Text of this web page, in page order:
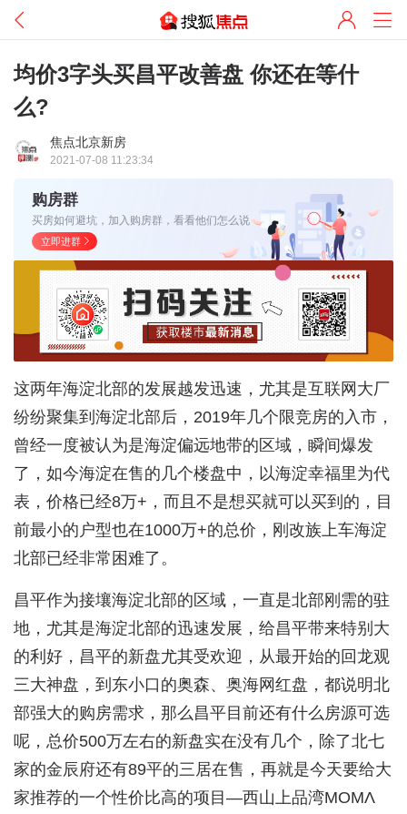
均价3字头买昌平改善盘 你还在等什
么?
焦点北京新房
2021-07-08 11:23:34
购房群
买房如何避坑，加入购房群，看看他们怎么说
立即进群
这两年海淀北部的发展越发迅速，尤其是互联网大厂
纷纷聚集到海淀北部后，2019年几个限竞房的入市，
曾经一度被认为是海淀偏远地带的区域，瞬间爆发
了，如今海淀在售的几个楼盘中，以海淀幸福里为代
表，价格已经8万+，而且不是想买就可以买到的，目
前最小的户型也在1000万+的总价，刚改族上车海淀
北部已经非常困难了。
昌平作为接壤海淀北部的区域，一直是北部刚需的驻
地，尤其是海淀北部的迅速发展，给昌平带来特别大
的利好，昌平的新盘尤其受欢迎，从最开始的回龙观
三大神盘，到东小口的奥森、奥海网红盘，都说明北
部强大的购房需求，那么昌平目前还有什么房源可选
呢，总价500万左右的新盘实在没有几个，除了北七
家的金辰府还有89平的三居在售，再就是今天要给大
家推荐的一个性价比高的项目—西山上品湾ΜΟΜΛ